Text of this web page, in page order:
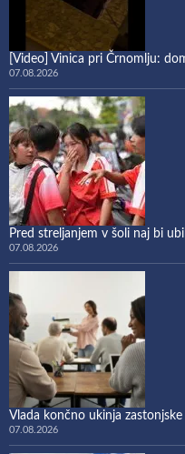
[Video] Vinica pri Črnomlju:
07.08.2026
Pred streljanjem v šoli naj bi
07.08.2026
Vlada končno ukinja
07.08.2026